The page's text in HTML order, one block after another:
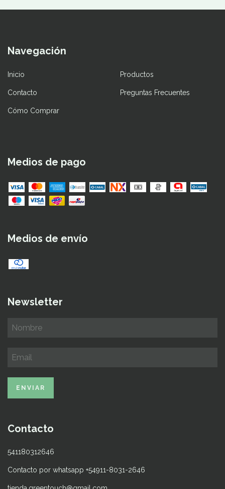
Navegación
Inicio Productos
Contacto Preguntas Frecuentes
Cómo Comprar
Medios de pago
Medios de envío
Newsletter
Contacto
541180312646
Contacto por whatsapp +54911-8031-2646